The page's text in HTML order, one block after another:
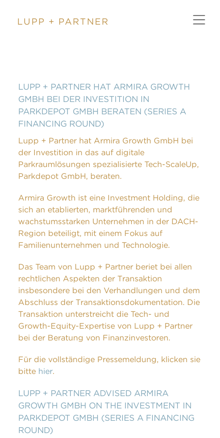
LUPP + PARTNER
LUPP + PARTNER HAT ARMIRA GROWTH
GMBH BEI DER INVESTITION IN
PARKDEPOT GMBH BERATEN (SERIES A
FINANCING ROUND)
Lupp + Partner hat Armira Growth GmbH bei
der Investition in das auf digitale
Parkraumlösungen spezialisierte Tech-ScaleUp,
Parkdepot GmbH, beraten.
Armira Growth ist eine Investment Holding, die
sich an etablierten, marktführenden und
wachstumsstarken Unternehmen in der DACH-
Region beteiligt, mit einem Fokus auf
Familienunternehmen und Technologie.
Das Team von Lupp + Partner beriet bei allen
rechtlichen Aspekten der Transaktion
insbesondere bei den Verhandlungen und dem
Abschluss der Transaktionsdokumentation. Die
Transaktion unterstreicht die Tech- und
Growth-Equity-Expertise von Lupp + Partner
bei der Beratung von Finanzinvestoren.
Für die vollständige Pressemeldung, klicken sie
bitte hier.
LUPP + PARTNER ADVISED ARMIRA
GROWTH GMBH ON THE INVESTMENT IN
PARKDEPOT GMBH (SERIES A FINANCING
ROUND)